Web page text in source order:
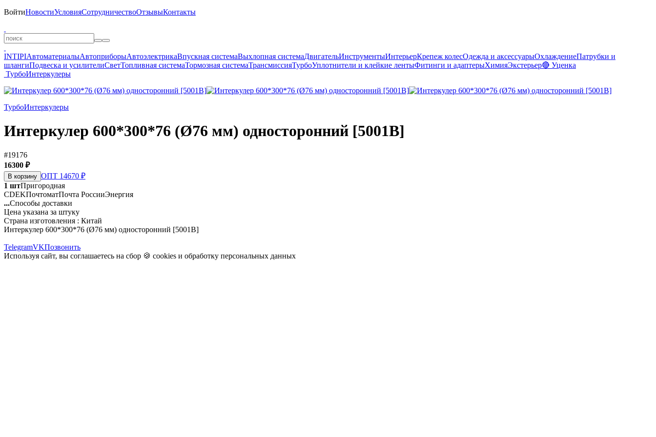
ВойтиНовостиУсловияСотрудничествоОтзывыКонтакты
INTIPIАвтоматериалыАвтоприборыАвтоэлектрикаВпускная системаВыхлопная системаДвигательИнструментыИнтерьерКрепеж колесОдежда и аксессуарыОхлаждениеПатрубки и
шлангиПодвеска и усилителиСветТопливная системаТормозная системаТрансмиссияТурбоУплотнители и клейкие лентыФитинги и адаптерыХимияЭкстерьер🔴 Уценка
ТурбоИнтеркулеры
ТурбоИнтеркулеры
Интеркулер 600*300*76 (Ø76 мм) односторонний [5001B]
#19176
16300 ₽
В корзину ОПТ 14670 ₽
1 штПригородная
CDEKПочтоматПочта РоссииЭнергия
...Способы доставки
Цена указана за штуку
Страна изготовления : Китай
Интеркулер 600*300*76 (Ø76 мм) односторонний [5001B]
TelegramVKПозвонить
Используя сайт, вы соглашаетесь на сбор 🍪 cookies и обработку персональных данных